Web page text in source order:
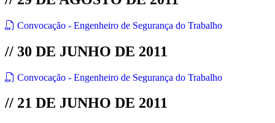
Convocação - Engenheiro de Segurança do Trabalho
// 30 DE JUNHO DE 2011
Convocação - Engenheiro de Segurança do Trabalho
// 21 DE JUNHO DE 2011